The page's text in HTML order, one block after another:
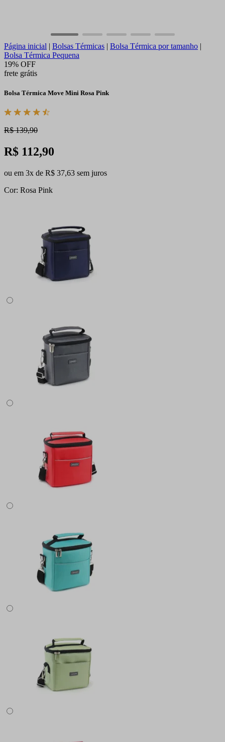
Página inicial | Bolsas Térmicas | Bolsa Térmica por tamanho |
Bolsa Térmica Pequena
19% OFF
frete grátis
Bolsa Térmica Move Mini Rosa Pink
R$ 139,90
R$ 112,90
ou em 3x de R$ 37,63 sem juros
Cor: Rosa Pink